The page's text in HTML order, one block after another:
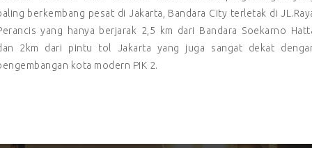
berkembang pesat di Jakarta, Bandara City terletak di
yang hanya berjarak 2,5 km dari Bandara Soekarno
2km dari pintu tol Jakarta yang juga sangat dekat
kota modern PIK 2.